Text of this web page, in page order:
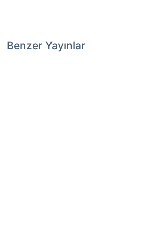
Benzer Yayınlar